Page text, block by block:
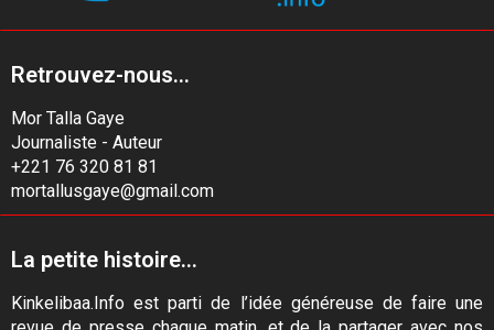
Retrouvez-nous...
Mor Talla Gaye
Journaliste - Auteur
+221 76 320 81 81
mortallusgaye@gmail.com
La petite histoire...
Kinkelibaa.Info est parti de l’idée généreuse de faire une